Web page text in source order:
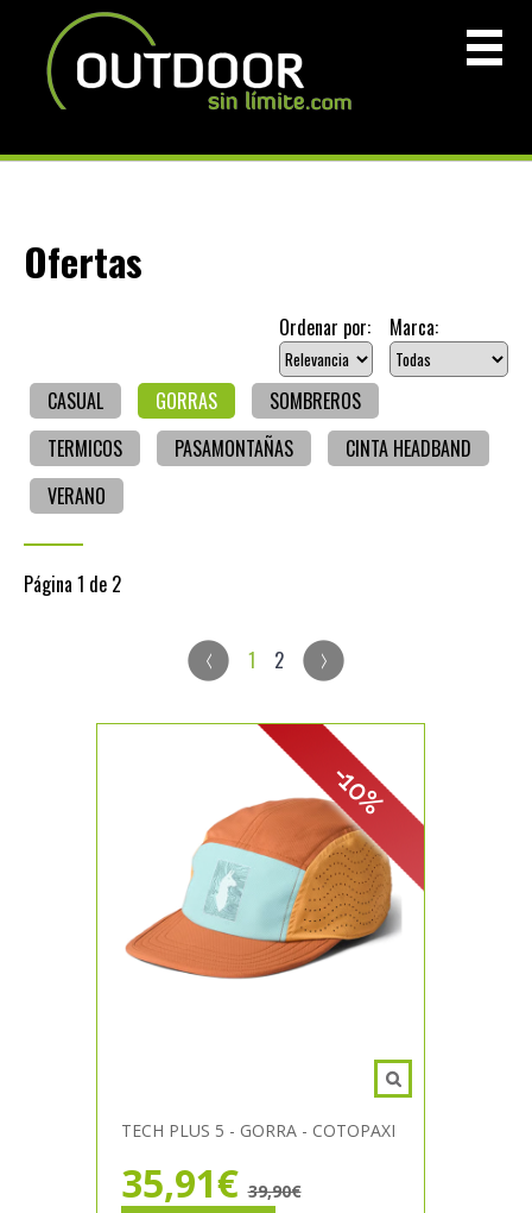
Ofertas
Ordenar por: Marca:
CASUAL GORRAS
SOMBREROS
TERMICOS
PASAMONTAÑAS
CINTA HEADBAND
VERANO
Página 1 de 2
1 2
-10%
TECH PLUS 5 - GORRA - COTOPAXI
35,91€ 39,90€